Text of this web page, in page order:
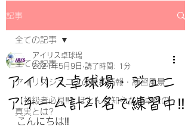
記事
全ての記事
アイリスジュニアの最新情報・練習風景
【初級者必見‼】ほとんど知らない卓球の
真実とは?
全ての記事
アイリス卓球場・ジュニ
アチーム計21名で練習中‼
アイリス卓球場
2021年5月9日 読了時間: 1分
こんにちは‼